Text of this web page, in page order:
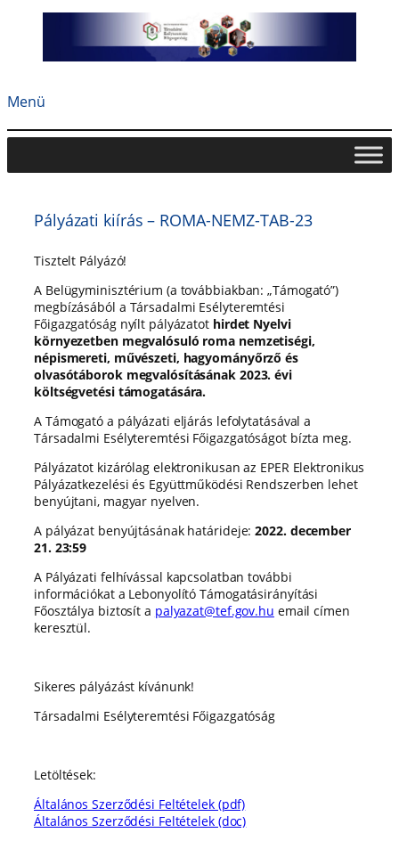
Menü
Pályázati kiírás – ROMA-NEMZ-TAB-23
Tisztelt Pályázó!
A Belügyminisztérium (a továbbiakban: „Támogató”)
megbízásából a Társadalmi Esélyteremtési
Főigazgatóság nyílt pályázatot hirdet Nyelvi
környezetben megvalósuló roma nemzetiségi,
népismereti, művészeti, hagyományőrző és
olvasótáborok megvalósításának 2023. évi
költségvetési támogatására.
A Támogató a pályázati eljárás lefolytatásával a
Társadalmi Esélyteremtési Főigazgatóságot bízta meg.
Pályázatot kizárólag elektronikusan az EPER Elektronikus
Pályázatkezelési és Együttműködési Rendszerben lehet
benyújtani, magyar nyelven.
A pályázat benyújtásának határideje:2022. december
21. 23:59
A Pályázati felhívással kapcsolatban további
információkat a Lebonyolító Támogatásirányítási
Főosztálya biztosít a palyazat@tef.gov.hu email címen
keresztül.
Sikeres pályázást kívánunk!
Társadalmi Esélyteremtési Főigazgatóság
Letöltések:
Általános Szerződési Feltételek (pdf)
Általános Szerződési Feltételek (doc)